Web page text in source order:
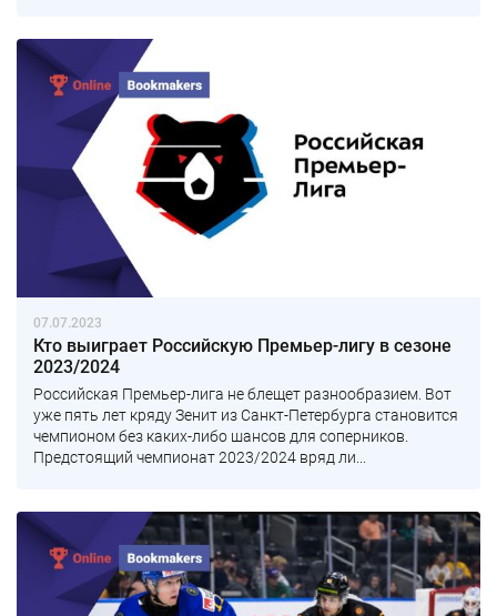
07.07.2023
Кто выиграет Российскую Премьер-лигу в сезоне
2023/2024
Российская Премьер-лига не блещет разнообразием. Вот
уже пять лет кряду Зенит из Санкт-Петербурга становится
чемпионом без каких-либо шансов для соперников.
Предстоящий чемпионат 2023/2024 вряд ли...